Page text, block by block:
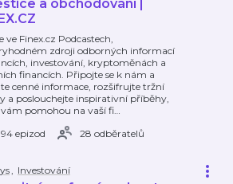
a obchodování |
ve Finex.cz Podcastech,
zdroji odborných informací
investování, kryptoměnách a
financích. Připojte se k nám a
cenné informace, rozšifrujte tržní
a poslouchejte inspirativní příběhy,
vám pomohou na vaší fi…
epizod
28 odběratelů
, Investování